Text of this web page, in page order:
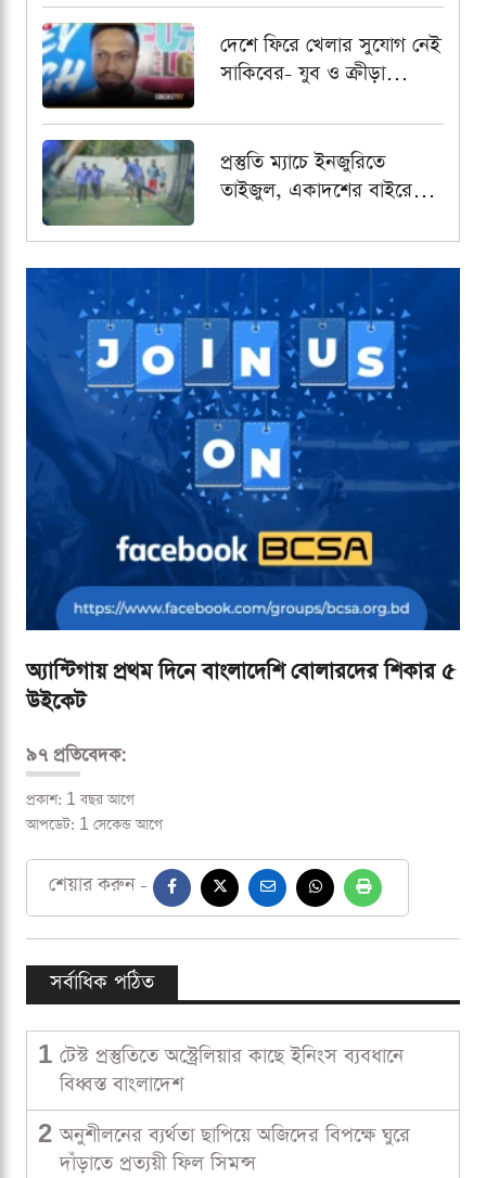
দেশে ফিরে খেলার সুযোগ নেই
সাকিবের- যুব ও ক্রীড়া
প্রস্তুতি ম্যাচে ইনজুরিতে
তাইজুল, একাদশের বাইরে
অ্যান্টিগায় প্রথম দিনে বাংলাদেশি বোলারদের শিকার ৫
উইকেট
৯৭ প্রতিবেদক:
প্রকাশ: 1 বছর আগে
আপডেট: 1 সেকেন্ড আগে
শেয়ার করুন -
সর্বাধিক পঠিত
1 টেস্ট প্রস্তুতিতে অস্ট্রেলিয়ার কাছে ইনিংস ব্যবধানে
বিধ্বস্ত বাংলাদেশ
2 অনুশীলনের ব্যর্থতা ছাপিয়ে অজিদের বিপক্ষে ঘুরে
দাঁড়াতে প্রত্যয়ী ফিল সিমন্স